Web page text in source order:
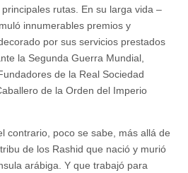
rutas. En su larga vida –
innumerables premios y
por sus servicios prestados
la Segunda Guerra Mundial,
de la Real Sociedad
de la Orden del Imperio
contrario, poco se sabe, más allá de
de los Rashid que nació y murió
arábiga. Y que trabajó para